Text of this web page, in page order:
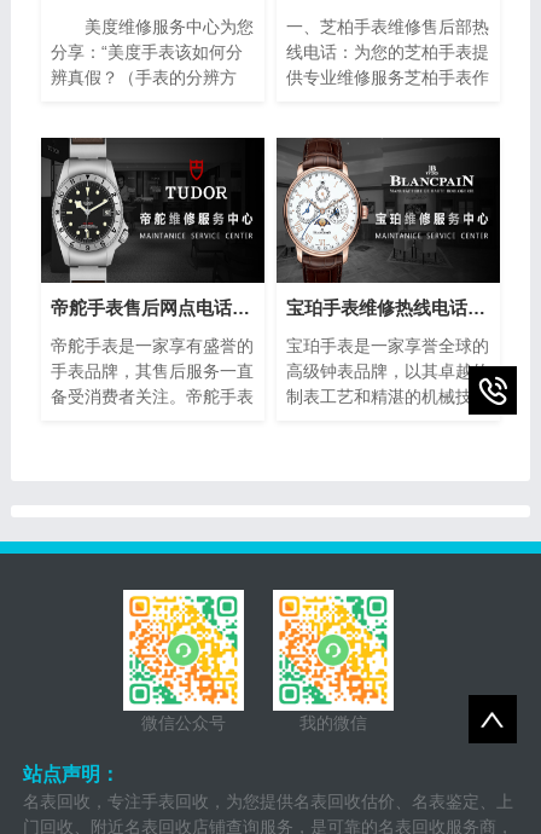
美度维修服务中心为您
分享：“美度手表该如何分
辨真假？（手表的分辨方
精湛的工艺和高品质的材料
而闻名于世。然而，随着假
冒产品的泛滥，如何准确鉴
别美度手表的真伪成为许多
消费者关注的焦点。下面将
介绍一些简单而实用的方
法，帮助您分辨美度手表的
一、芝柏手表维修售后部热
线电话：为您的芝柏手表提
供专业维修服务芝柏手表作
全球消费者的青睐。然而，
即使是最优质的手表也无法
避免出现故障或需要保养的
情况。在这种情况下，芝柏
手表维修售后部热线电话成
为了芝柏手表拥有者的救
星。
帝舵手表售后网点电话查询(全国服务网点查询方法)
帝舵手表是一家享有盛誉的
手表品牌，其售后服务一直
备受消费者关注。帝舵手表
宝珀手表维修热线电话(售后服务专线)
宝珀手表是一家享誉全球的
高级钟表品牌，以其卓越的
制表工艺和精湛的机械技术
微信公众号 我的微信
站点声明：
名表回收，专注手表回收，为您提供名表回收估价、名表鉴定、上
门回收、附近名表回收店铺查询服务，是可靠的名表回收服务商，